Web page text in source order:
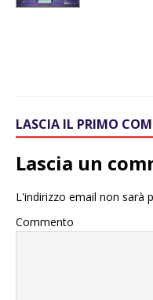
LASCIA IL PRIMO
Lascia un
L'indirizzo email non sarà
Commento